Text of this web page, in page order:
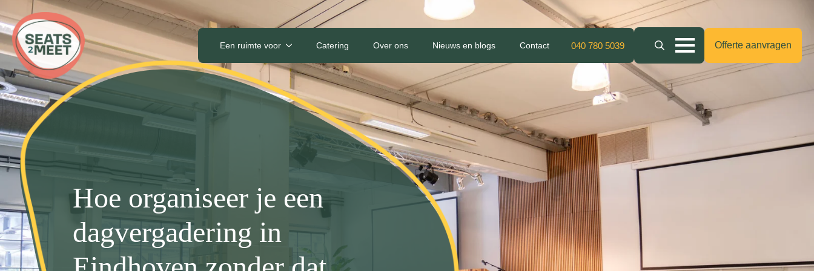
Een ruimte voor Catering Over ons Nieuws en blogs Contact 040 780 5039
Search
for:
Offerte aanvragen
Hoe organiseer je een
dagvergadering in